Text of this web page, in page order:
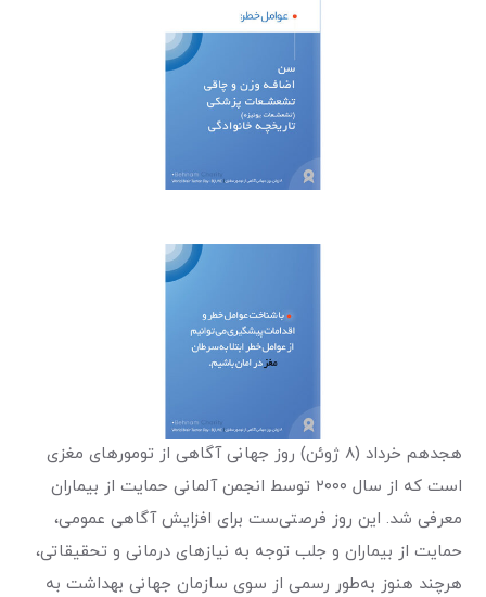
هجدهم خرداد (۸ ژوئن) روز جهانی آگاهی از تومورهای مغزی
است که از سال ۲۰۰۰ توسط انجمن آلمانی حمایت از بیماران
معرفی شد. این روز فرصتی‌ست برای افزایش آگاهی عمومی،
حمایت از بیماران و جلب توجه به نیازهای درمانی و تحقیقاتی،
هرچند هنوز به‌طور رسمی از سوی سازمان جهانی بهداشت به